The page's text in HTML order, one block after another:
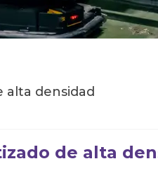
densidad
de alta